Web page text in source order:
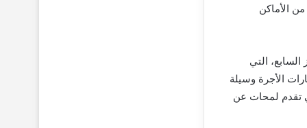
الأماكن
التي
الأجرة وسيلة
تقدم لمحات عن